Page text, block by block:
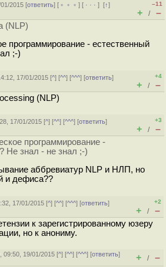
2015 [ответить] [ ﹢﹢﹢] [ · · ·][↑]
–11
+ / –
(NLP)
программирование - естественный
;-)
17/01/2015 [^] [^^] [^^^] [ответить]
+4
+ / –
(NLP)
17/01/2015 [^] [^^] [^^^] [ответить]
+3
+ / –
программирование -
Не знал - не знал ;-)
аббревиатур NLP и НЛП, но
и дефиса??
17/01/2015 [^] [^^] [^^^] [ответить]
+2
+ / –
к зарегистрированному юзеру
но к анониму.
09:50, 19/01/2015 [^] [^^] [^^^] [ответить]
+ / –